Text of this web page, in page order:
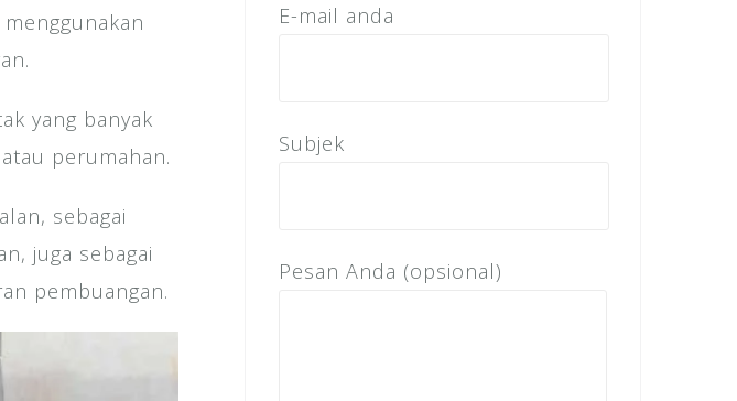
yang banyak
perumahan.
sebagai
juga sebagai
pembuangan.
E-mail anda
Subjek
Pesan Anda (opsional)